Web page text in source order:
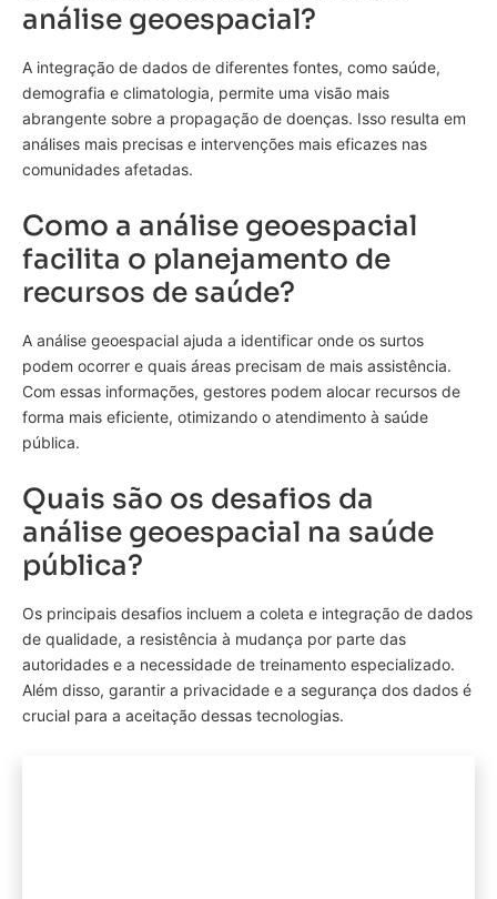
análise geoespacial?
A integração de dados de diferentes fontes, como saúde,
demografia e climatologia, permite uma visão mais
abrangente sobre a propagação de doenças. Isso resulta em
análises mais precisas e intervenções mais eficazes nas
comunidades afetadas.
Como a análise geoespacial
facilita o planejamento de
recursos de saúde?
A análise geoespacial ajuda a identificar onde os surtos
podem ocorrer e quais áreas precisam de mais assistência.
Com essas informações, gestores podem alocar recursos de
forma mais eficiente, otimizando o atendimento à saúde
pública.
Quais são os desafios da
análise geoespacial na saúde
pública?
Os principais desafios incluem a coleta e integração de dados
de qualidade, a resistência à mudança por parte das
autoridades e a necessidade de treinamento especializado.
Além disso, garantir a privacidade e a segurança dos dados é
crucial para a aceitação dessas tecnologias.